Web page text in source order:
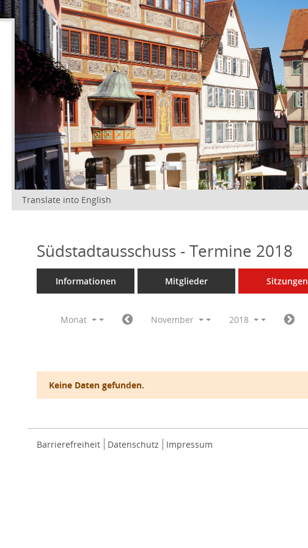
Translate into English
Südstadtausschuss - Termine 2018
Informationen Mitglieder Sitzungen
Monat November 2018
Keine Daten gefunden.
Barrierefreiheit Datenschutz Impressum